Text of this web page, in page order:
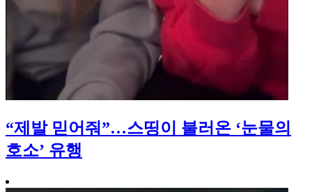
“제발 믿어줘”…스띵이 불러온 ‘눈물의
호소’ 유행